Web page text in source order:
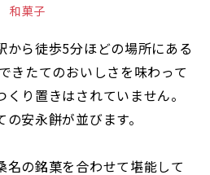
和菓子
ら徒歩5分ほどの場所にある
きたてのおいしさを味わって
り置きはされていません。
安永餅が並びます。
名の銘菓を合わせて堪能して